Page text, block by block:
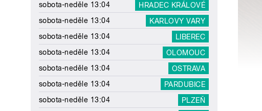
sobota-neděle 13:04
HRADEC KRÁLOVÉ
sobota-neděle 13:04
KARLOVY VARY
sobota-neděle 13:04
LIBEREC
sobota-neděle 13:04
OLOMOUC
sobota-neděle 13:04
OSTRAVA
sobota-neděle 13:04
PARDUBICE
sobota-neděle 13:04
PLZEŇ